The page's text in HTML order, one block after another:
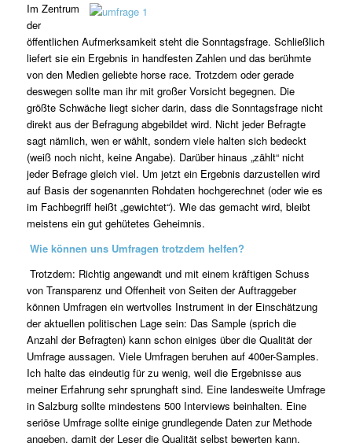
Im Zentrum
der
öffentlichen Aufmerksamkeit steht die Sonntagsfrage. Schließlich
liefert sie ein Ergebnis in handfesten Zahlen und das berühmte
von den Medien geliebte horse race. Trotzdem oder gerade
deswegen sollte man ihr mit großer Vorsicht begegnen. Die
größte Schwäche liegt sicher darin, dass die Sonntagsfrage nicht
direkt aus der Befragung abgebildet wird. Nicht jeder Befragte
sagt nämlich, wen er wählt, sondern viele halten sich bedeckt
(weiß noch nicht, keine Angabe). Darüber hinaus „zählt“ nicht
jeder Befrage gleich viel. Um jetzt ein Ergebnis darzustellen wird
auf Basis der sogenannten Rohdaten hochgerechnet (oder wie es
im Fachbegriff heißt „gewichtet“). Wie das gemacht wird, bleibt
meistens ein gut gehütetes Geheimnis.
Wie können uns Umfragen trotzdem helfen?
Trotzdem: Richtig angewandt und mit einem kräftigen Schuss
von Transparenz und Offenheit von Seiten der Auftraggeber
können Umfragen ein wertvolles Instrument in der Einschätzung
der aktuellen politischen Lage sein: Das Sample (sprich die
Anzahl der Befragten) kann schon einiges über die Qualität der
Umfrage aussagen. Viele Umfragen beruhen auf 400er-Samples.
Ich halte das eindeutig für zu wenig, weil die Ergebnisse aus
meiner Erfahrung sehr sprunghaft sind. Eine landesweite Umfrage
in Salzburg sollte mindestens 500 Interviews beinhalten. Eine
seriöse Umfrage sollte einige grundlegende Daten zur Methode
angeben, damit der Leser die Qualität selbst bewerten kann.